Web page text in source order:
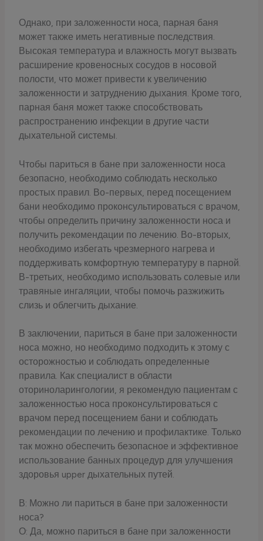
Однако, при заложенности носа, парная баня
может также иметь негативные последствия.
Высокая температура и влажность могут вызвать
расширение кровеносных сосудов в носовой
полости, что может привести к увеличению
заложенности и затруднению дыхания. Кроме того,
парная баня может также способствовать
распространению инфекции в другие части
дыхательной системы.
Чтобы париться в бане при заложенности носа
безопасно, необходимо соблюдать несколько
простых правил. Во-первых, перед посещением
бани необходимо проконсультироваться с врачом,
чтобы определить причину заложенности носа и
получить рекомендации по лечению. Во-вторых,
необходимо избегать чрезмерного нагрева и
поддерживать комфортную температуру в парной.
В-третьих, необходимо использовать солевые или
травяные ингаляции, чтобы помочь разжижить
слизь и облегчить дыхание.
В заключении, париться в бане при заложенности
носа можно, но необходимо подходить к этому с
осторожностью и соблюдать определенные
правила. Как специалист в области
оториноларингологии, я рекомендую пациентам с
заложенностью носа проконсультироваться с
врачом перед посещением бани и соблюдать
рекомендации по лечению и профилактике. Только
так можно обеспечить безопасное и эффективное
использование банных процедур для улучшения
здоровья upper дыхательных путей.
В: Можно ли париться в бане при заложенности
носа?
О: Да, можно париться в бане при заложенности